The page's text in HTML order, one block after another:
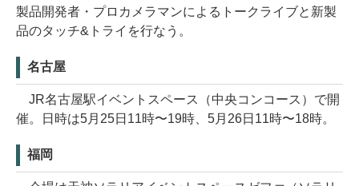
製品開発者・プロカメラマンによるトークライブと新製
品のタッチ&トライを行なう。
名古屋
JR名古屋駅イベントスペース（中央コンコース）で開
催。日時は5月25日11時〜19時、5月26日11時〜18時。
福岡